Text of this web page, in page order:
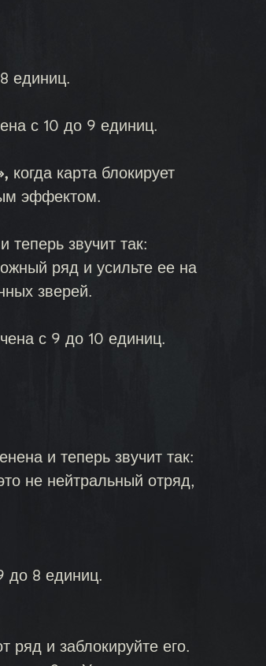
единиц.
с 10 до 9 единиц.
когда карта блокирует
эффектом.
теперь звучит так:
ряд и усильте ее на
зверей.
с 9 до 10 единиц.
и теперь звучит так:
не нейтральный отряд,
до 8 единиц.
ряд и заблокируйте его.